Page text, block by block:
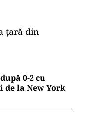
țară din
0-2 cu
la New York